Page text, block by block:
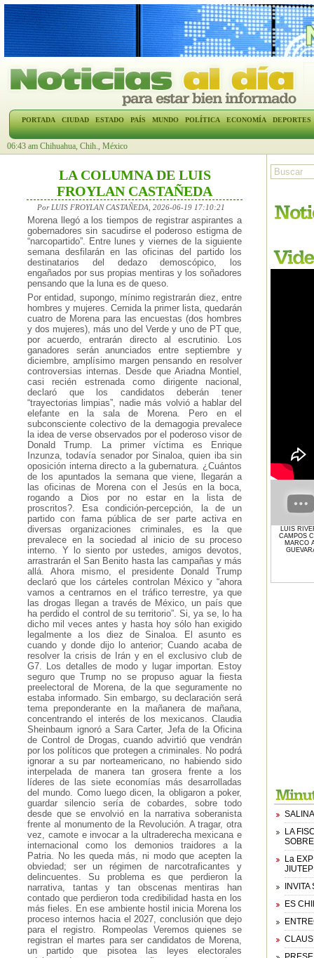
PORTADA CIUDAD ESTADO PAÍS MUNDO POLÍTICA ECONOMÍA DEPORTES
06:43 am Chihuahua, Chih., México
LA COLUMNA DE LUIS
FROYLAN CASTAÑEDA
Por LUIS FROYLAN CASTAÑEDA, 2026-06-19 17:10:21
Morena llegó a los tiempos de registrar aspirantes a
gobernadores sin sacudirse el poderoso estigma de
“narcopartido”. Entre lunes y viernes de la siguiente
semana desfilarán en las oficinas del partido los
destinatarios del dedazo demoscópico, los
engañados por sus propias mentiras y los soñadores
pensando que la luna es de queso.
Por entidad, supongo, mínimo registrarán diez, entre
hombres y mujeres. Cernida la primer lista, quedarán
cuatro de Morena para las encuestas (dos hombres
y dos mujeres), más uno del Verde y uno de PT que,
por acuerdo, entrarán directo al escrutinio. Los
ganadores serán anunciados entre septiembre y
diciembre, amplísimo margen pensando en resolver
controversias internas. Desde que Ariadna Montiel,
casi recién estrenada como dirigente nacional,
declaró que los candidatos deberán tener
“trayectorias limpias”, nadie más volvió a hablar del
elefante en la sala de Morena. Pero en el
subconsciente colectivo de la demagogia prevalece
la idea de verse observados por el poderoso visor de
Donald Trump. La primer víctima es Enrique
Inzunza, todavía senador por Sinaloa, quien iba sin
oposición interna directo a la gubernatura. ¿Cuántos
de los apuntados la semana que viene, llegarán a
las oficinas de Morena con el Jesús en la boca,
rogando a Dios por no estar en la lista de
proscritos?. Esa condición-percepción, la de un
partido con fama pública de ser parte activa en
diversas organizaciones criminales, es la que
prevalece en la sociedad al inicio de su proceso
interno. Y lo siento por ustedes, amigos devotos,
arrastrarán el San Benito hasta las campañas y más
allá. Ahora mismo, el presidente Donald Trump
declaró que los cárteles controlan México y “ahora
vamos a centrarnos en el tráfico terrestre, ya que
las drogas llegan a través de México, un país que
ha perdido el control de su territorio”. Si, ya se, lo ha
dicho mil veces antes y hasta hoy sólo han exigido
legalmente a los diez de Sinaloa. El asunto es
cuando y donde dijo lo anterior; Cuando acaba de
resolver la crisis de Irán y en el exclusivo club de
G7. Los detalles de modo y lugar importan. Estoy
seguro que Trump no se propuso aguar la fiesta
preelectoral de Morena, de la que seguramente no
estaba informado. Sin embargo, su declaración será
tema preponderante en la mañanera de mañana,
concentrando el interés de los mexicanos. Claudia
Sheinbaum ignoró a Sara Carter, Jefa de la Oficina
de Control de Drogas, cuando advirtió que vendrán
por los políticos que protegen a criminales. No podrá
ignorar a su par norteamericano, no habiendo sido
interpelada de manera tan grosera frente a los
líderes de las siete economías más desarrolladas
del mundo. Como luego dicen, la obligaron a poker,
guardar silencio sería de cobardes, sobre todo
desde que se envolvió en la narrativa soberanista
frente al monumento de la Revolución. A tragar, otra
vez, camote e invocar a la ultraderecha mexicana e
internacional como los demonios traidores a la
Patria. No les queda más, ni modo que acepten la
obviedad; ser un régimen de narcotraficantes y
delincuentes. Su problema es que perdieron la
narrativa, tantas y tan obscenas mentiras han
contado que perdieron toda credibilidad hasta en los
más fieles. En ese ambiente hostil inicia Morena los
proceso internos hacia el 2027, conclusión que dejo
para el registro. Rompeolas Veremos quienes se
registran el martes para ser candidatos de Morena,
un partido que pisotea las leyes electorales
LUIS
CAMPOS
MARCO
LA
La
ES